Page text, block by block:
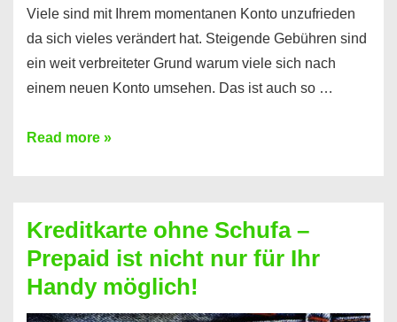
Viele sind mit Ihrem momentanen Konto unzufrieden
da sich vieles verändert hat. Steigende Gebühren sind
ein weit verbreiteter Grund warum viele sich nach
einem neuen Konto umsehen. Das ist auch so …
Konto
Neueröffnung
trotz
Schufaeintrag
möglich
Read more »
Kreditkarte ohne Schufa –
Prepaid ist nicht nur für Ihr
Handy möglich!